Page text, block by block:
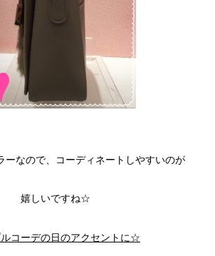
ーなので、コーディネートしやすいのが
嬉しいですね☆
コーデの日のアクセントに☆